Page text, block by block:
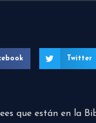
Twitter